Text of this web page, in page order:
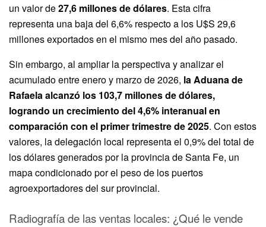
un valor de27,6 millones de dólares. Esta cifra
representa una baja del 6,6% respecto a los U$S 29,6
millones exportados en el mismo mes del año pasado.
Sin embargo, al ampliar la perspectiva y analizar el
acumulado entre enero y marzo de 2026, la Aduana de
Rafaela alcanzó los 103,7 millones de dólares,
logrando un crecimiento del 4,6% interanual en
comparación con el primer trimestre de 2025. Con estos
valores, la delegación local representa el 0,9% del total de
los dólares generados por la provincia de Santa Fe, un
mapa condicionado por el peso de los puertos
agroexportadores del sur provincial.
Radiografía de las ventas locales: ¿Qué le vende